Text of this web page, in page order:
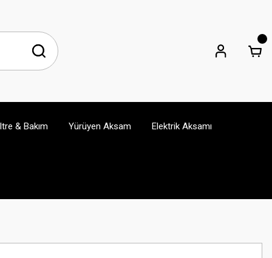
& Bakım Yürüyen Aksam Elektrik Aksamı